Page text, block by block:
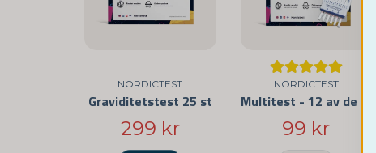
NORDICTEST
Graviditetstest 25 st
299 kr
NORDICTEST
99 kr